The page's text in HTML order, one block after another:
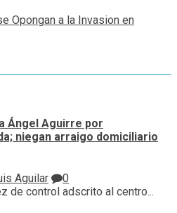
Opongan a la Invasion en
Ángel Aguirre por
niegan arraigo domiciliario
Aguilar
0
de control adscrito al centro...